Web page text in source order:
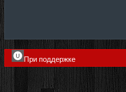
При поддержке